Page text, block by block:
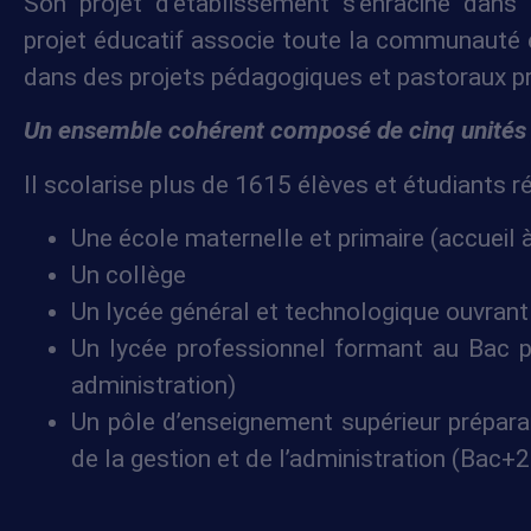
projet éducatif associe toute la
dans des projets pédagogiques et pastoraux
Un ensemble cohérent composé de cinq
Il scolarise plus de 1615 élèves et étudiants
Une école maternelle et primaire (accueil
Un collège
Un lycée général et technologique
Un lycée professionnel formant au Bac
administration)
Un pôle d’enseignement supérieur
de la gestion et de l’administration
Sous réserve
améliorer le
Hébergement
Les données
Le groupe
les données
donnée n’est
eux-mêmes
Les
retirée à tout
images
Les données
obligations